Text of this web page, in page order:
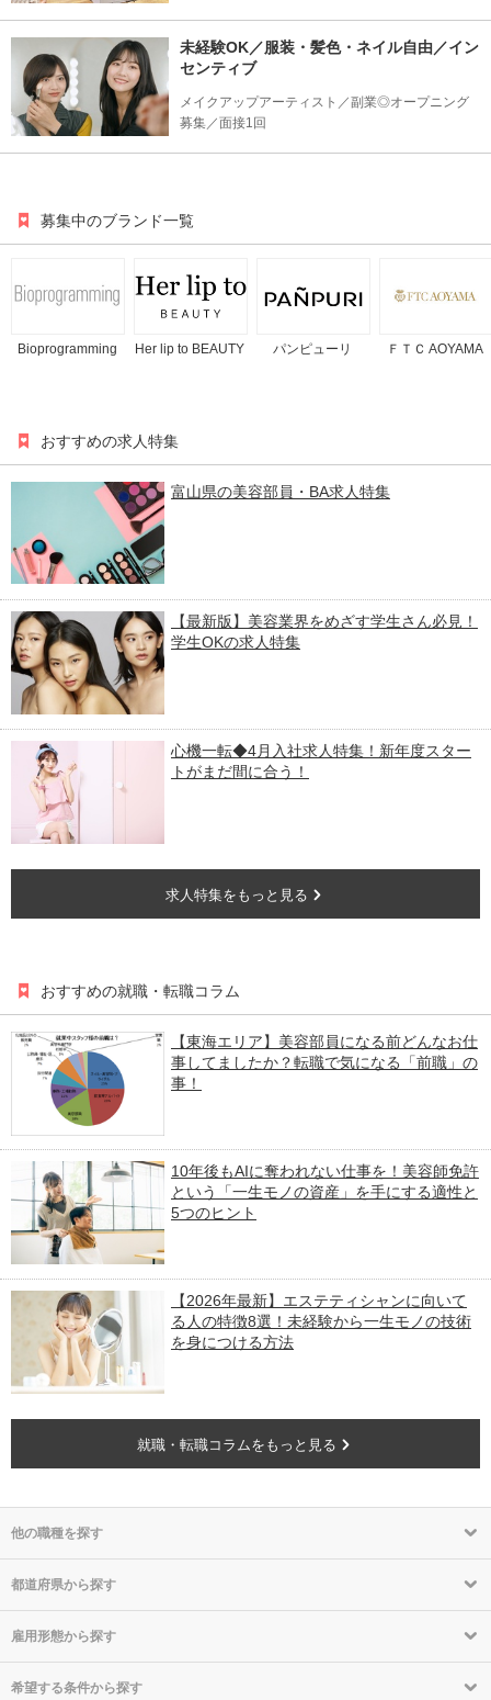
未経験OK／服装・髪色・ネイル自由／イン
センティブ
メイクアップアーティスト／副業◎オープニング
募集／面接1回
募集中のブランド一覧
Bioprogramming Her lip to BEAUTY パンピューリ ＦＴＣ AOYAMA
おすすめの求人特集
富山県の美容部員・BA求人特集
【最新版】美容業界をめざす学生さん必見！
学生OKの求人特集
心機一転◆4月入社求人特集！新年度スター
トがまだ間に合う！
求人特集をもっと見る
おすすめの就職・転職コラム
【東海エリア】美容部員になる前どんなお仕
事してましたか？転職で気になる「前職」の
事！
10年後もAIに奪われない仕事を！美容師免許
という「一生モノの資産」を手にする適性と
5つのヒント
【2026年最新】エステティシャンに向いて
る人の特徴8選！未経験から一生モノの技術
を身につける方法
就職・転職コラムをもっと見る
他の職種を探す
都道府県から探す
雇用形態から探す
希望する条件から探す